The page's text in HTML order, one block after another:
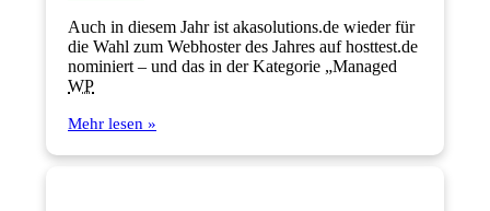
Auch in diesem Jahr ist akasolutions.de wieder für
die Wahl zum Webhoster des Jahres auf hosttest.de
nominiert – und das in der Kategorie „Managed
WP
Mehr lesen »